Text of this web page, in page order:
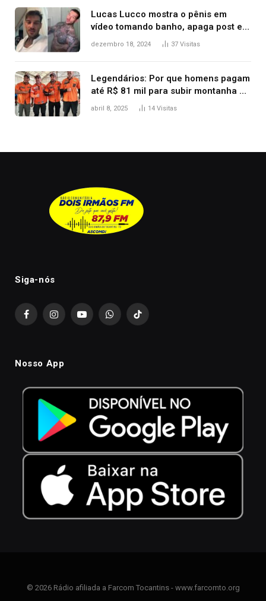
Lucas Lucco mostra o pênis em
vídeo tomando banho, apaga post e
diz ‘foi mal’
dezembro 18, 2024 37 Visitas
Legendários: Por que homens pagam
até R$ 81 mil para subir montanha e
melhorar casamento?
abril 8, 2025 14 Visitas
Siga-nós
FacebookInstagramYouTubeWhatsAppTikTok
Nosso App
© 2026 Rádio afiliada a Farcom Tocantins - www.farcomto.org